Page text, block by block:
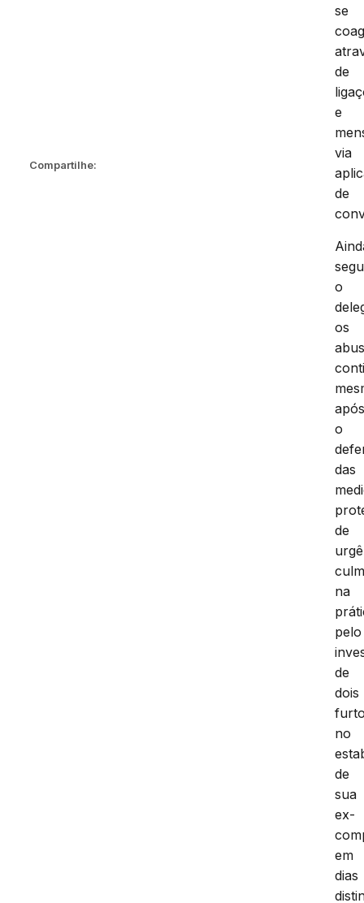
Compartilhe:
se
de
e
via
de
o
os
o
das
de
na
pelo
de
dois
no
de
sua
ex-
em
dias